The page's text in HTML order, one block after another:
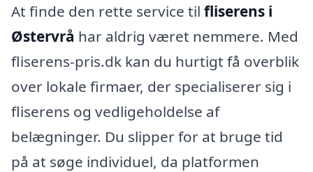
At finde den rette service til fliserens i
Østervrå har aldrig været nemmere. Med
fliserens-pris.dk kan du hurtigt få overblik
over lokale firmaer, der specialiserer sig i
fliserens og vedligeholdelse af
belægninger. Du slipper for at bruge tid
på at søge individuel, da platformen